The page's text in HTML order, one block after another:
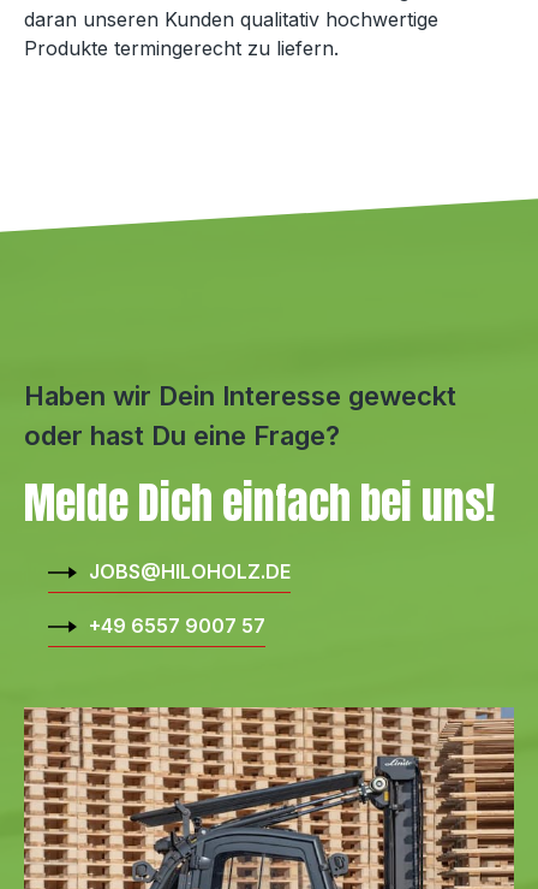
daran unseren Kunden qualitativ hochwertige
Produkte termingerecht zu liefern.
Haben wir Dein Interesse geweckt
oder hast Du eine Frage?
Melde Dich einfach bei uns!
JOBS@HILOHOLZ.DE
+49 6557 9007 57